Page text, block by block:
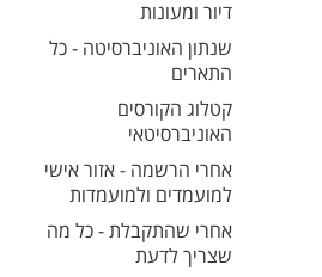
דיור ומעונות
שנתון האוניברסיטה - כל
התארים
קטלוג הקורסים
האוניברסיטאי
אחרי הרשמה - אזור אישי
למועמדים ולמועמדות
אחרי שהתקבלת - כל מה
שצריך לדעת